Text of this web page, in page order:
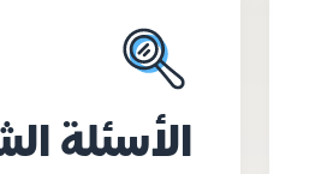
الأسئلة